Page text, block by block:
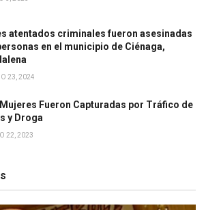
atentados criminales fueron asesinadas
en el municipio de Ciénaga,
23, 2024
Fueron Capturadas por Tráfico de
y Droga
22, 2023